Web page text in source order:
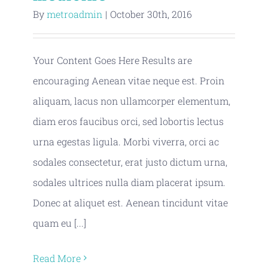
Bymetroadmin | October 30th, 2016
Your Content Goes Here Results are
encouraging Aenean vitae neque est. Proin
aliquam, lacus non ullamcorper elementum,
diam eros faucibus orci, sed lobortis lectus
urna egestas ligula. Morbi viverra, orci ac
sodales consectetur, erat justo dictum urna,
sodales ultrices nulla diam placerat ipsum.
Donec at aliquet est. Aenean tincidunt vitae
quam eu [...]
Read More